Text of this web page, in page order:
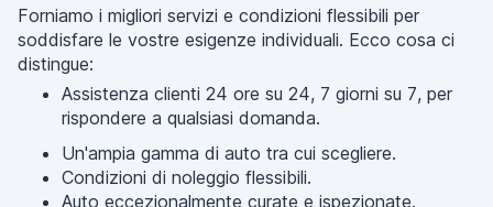
Forniamo i migliori servizi e condizioni flessibili per
soddisfare le vostre esigenze individuali. Ecco cosa ci
distingue:
Assistenza clienti 24 ore su 24, 7 giorni su 7, per
rispondere a qualsiasi domanda.
Un'ampia gamma di auto tra cui scegliere.
Condizioni di noleggio flessibili.
Auto eccezionalmente curate e ispezionate.